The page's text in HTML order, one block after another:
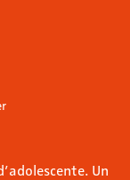
Un